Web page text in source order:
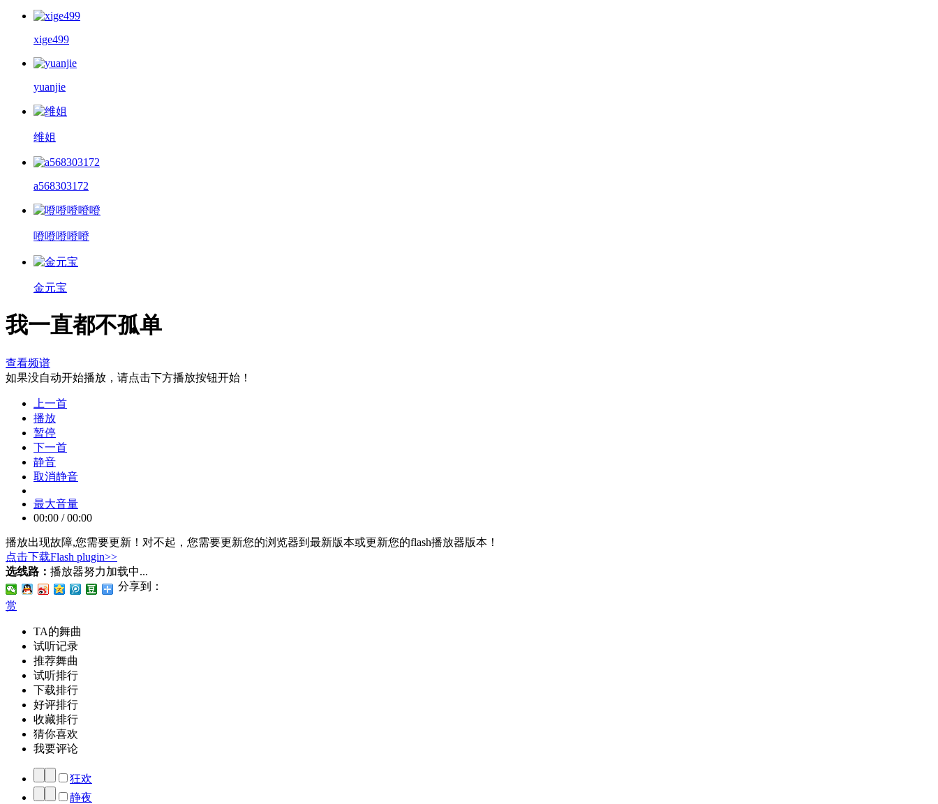
xige499
yuanjie
维姐
a568303172
噔噔噔噔噔
金元宝
我一直都不孤单
查看频谱
如果没自动开始播放，请点击下方播放按钮开始！
上一首
播放
暂停
下一首
静音
取消静音
最大音量
00:00 / 00:00
播放出现故障,您需要更新！ 对不起，您需要更新您的浏览器到最新版本或更新您的flash播放器版本！
点击下载Flash plugin>>
选线路： 播放器努力加载中...
分享到：
赏
TA的舞曲
试听记录
推荐舞曲
试听排行
下载排行
好评排行
收藏排行
猜你喜欢
我要评论
狂欢
静夜